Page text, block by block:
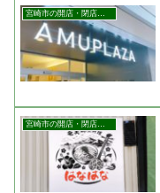
宮崎市の開店・閉店まとめ
宮崎市の開店・閉店まとめ